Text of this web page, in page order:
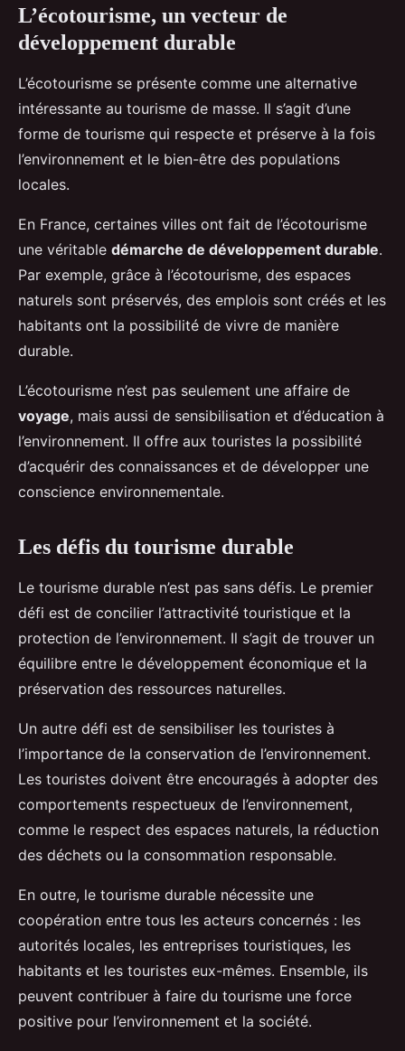
L’écotourisme, un vecteur de
développement durable
L’écotourisme se présente comme une alternative
intéressante au tourisme de masse. Il s’agit d’une
forme de tourisme qui respecte et préserve à la fois
l’environnement et le bien-être des populations
locales.
En France, certaines villes ont fait de l’écotourisme
une véritable démarche de développement durable.
Par exemple, grâce à l’écotourisme, des espaces
naturels sont préservés, des emplois sont créés et les
habitants ont la possibilité de vivre de manière
durable.
L’écotourisme n’est pas seulement une affaire de
voyage, mais aussi de sensibilisation et d’éducation à
l’environnement. Il offre aux touristes la possibilité
d’acquérir des connaissances et de développer une
conscience environnementale.
Les défis du tourisme durable
Le tourisme durable n’est pas sans défis. Le premier
défi est de concilier l’attractivité touristique et la
protection de l’environnement. Il s’agit de trouver un
équilibre entre le développement économique et la
préservation des ressources naturelles.
Un autre défi est de sensibiliser les touristes à
l’importance de la conservation de l’environnement.
Les touristes doivent être encouragés à adopter des
comportements respectueux de l’environnement,
comme le respect des espaces naturels, la réduction
des déchets ou la consommation responsable.
En outre, le tourisme durable nécessite une
coopération entre tous les acteurs concernés : les
autorités locales, les entreprises touristiques, les
habitants et les touristes eux-mêmes. Ensemble, ils
peuvent contribuer à faire du tourisme une force
positive pour l’environnement et la société.